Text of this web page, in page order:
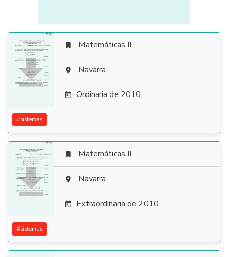

 Matemáticas II
 Navarra
 Ordinaria de 2010
#sistemas

 Matemáticas II
 Navarra
 Extraordinaria de 2010
#sistemas